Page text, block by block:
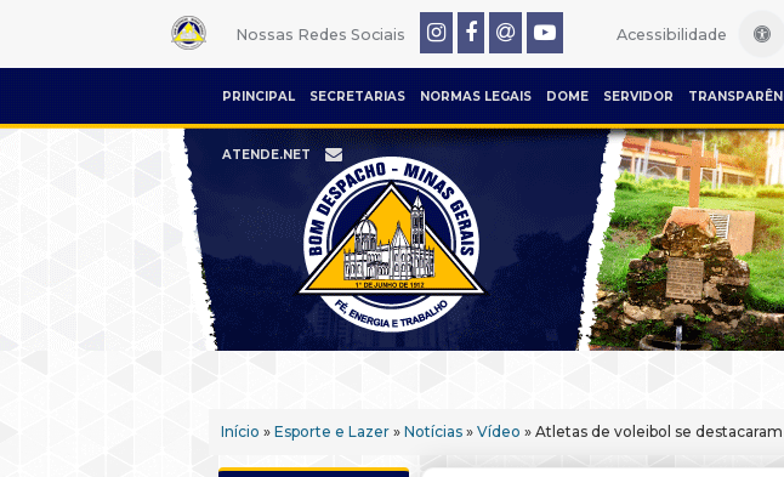
Nossas Redes Sociais Acessibilidade
PRINCIPAL SECRETARIAS NORMAS LEGAIS DOME SERVIDOR
ATENDE.NET
Início » Esporte e Lazer » Notícias » Vídeo » Atletas de voleibol se